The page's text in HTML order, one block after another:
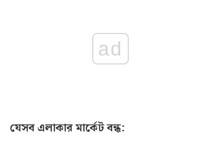
ad
যেসব এলাকার মার্কেট বন্ধ: